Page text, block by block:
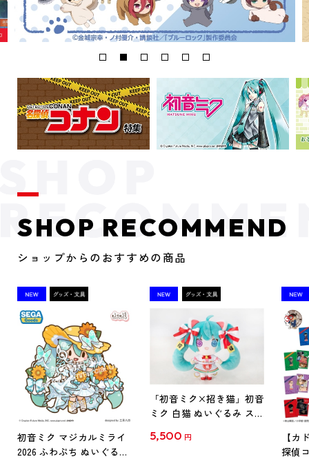
SHOP RECOMMEND
ショップからのおすすめの商品
初音ミク マジカルミライ
2026 ふわぷち ぬいぐるみ
「初音ミク×招き猫」初音
ミク 白猫 ぬいぐるみ スタ
5,500 円
【カ
探偵